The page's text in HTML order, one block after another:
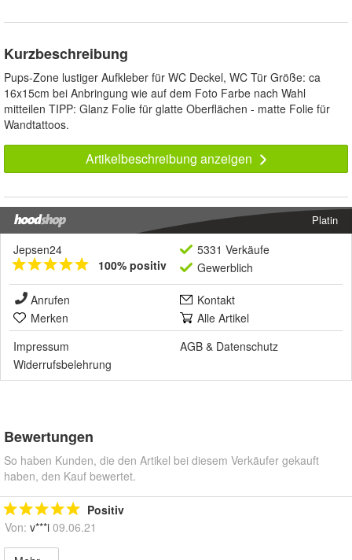
Kurzbeschreibung
Pups-Zone lustiger Aufkleber für WC Deckel, WC Tür Größe: ca
16x15cm bei Anbringung wie auf dem Foto Farbe nach Wahl
mitteilen TIPP: Glanz Folie für glatte Oberflächen - matte Folie für
Wandtattoos.
Artikelbeschreibung anzeigen
Platin
Jepsen24
100% positiv
5331 Verkäufe
Gewerblich
Anrufen
Kontakt
Merken
Alle Artikel
Impressum
AGB & Datenschutz
Widerrufsbelehrung
Bewertungen
So haben Kunden, die den Artikel bei diesem Verkäufer gekauft
haben, den Kauf bewertet.
Positiv
Von: v***i 09.06.21